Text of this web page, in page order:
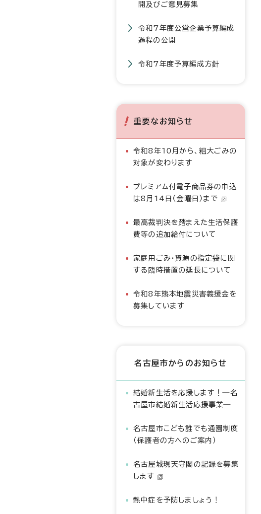
開及びご意見募集
令和7年度公営企業予算編成
過程の公開
令和7年度予算編成方針
重要なお知らせ
令和8年10月から、粗大ごみの
対象が変わります
プレミアム付電子商品券の申込
は8月14日（金曜日）まで
最高裁判決を踏まえた生活保護
費等の追加給付について
家庭用ごみ・資源の指定袋に関
する臨時措置の延長について
令和8年熊本地震災害義援金を
募集しています
名古屋市からのお知らせ
結婚新生活を応援します！―名
古屋市結婚新生活応援事業―
名古屋市こども誰でも通園制度
（保護者の方へのご案内）
名古屋城現天守閣の記録を募集
します
熱中症を予防しましょう！